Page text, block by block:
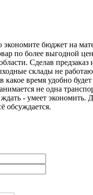
экономите бюджет на
по более выгодной
Сделав предзаказ
склады не
какое время удобно будет
не одна
- умеет экономить.
обсуждается.